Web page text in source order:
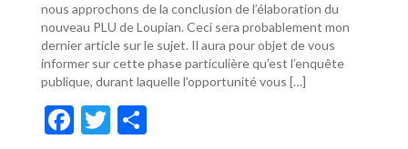
nous approchons de la conclusion de l’élaboration du
nouveau PLU de Loupian. Ceci sera probablement mon
dernier article sur le sujet. Il aura pour objet de vous
informer sur cette phase particulière qu’est l’enquête
publique, durant laquelle l’opportunité vous […]
F
T